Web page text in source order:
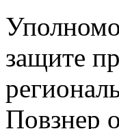
защите
Повзнер